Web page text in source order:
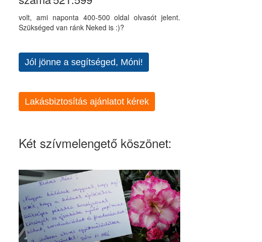
volt, ami naponta 400-500 oldal olvasót jelent.
Szükséged van ránk Neked is :)?
Jól jönne a segítséged, Móni!
Lakásbiztosítás ajánlatot kérek
Két szívmelengető köszönet: